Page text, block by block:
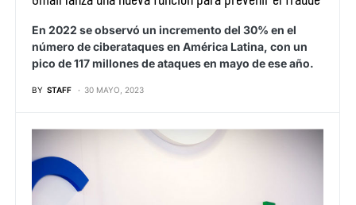
En 2022 se observó un incremento del 30% en el
número de ciberataques en América Latina, con un
pico de 117 millones de ataques en mayo de ese año.
BY STAFF 30 MAYO, 2023